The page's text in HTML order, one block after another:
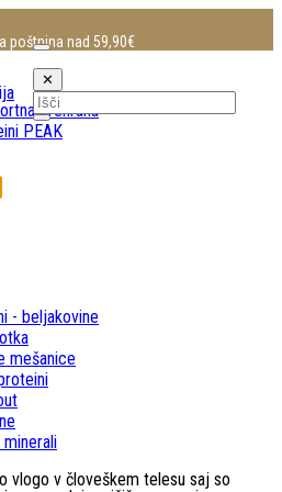
poštnina nad 59,90€
✕
- beljakovine
mešanice
minerali
vlogo v človeškem telesu saj so